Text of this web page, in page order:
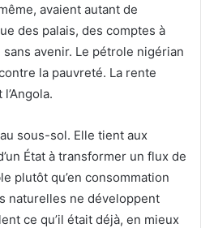
avaient autant de
des palais, des comptes à
avenir. Le pétrole nigérian
la pauvreté. La rente
sous-sol. Elle tient aux
État à transformer un flux de
plutôt qu’en consommation
naturelles ne développent
ce qu’il était déjà, en mieux